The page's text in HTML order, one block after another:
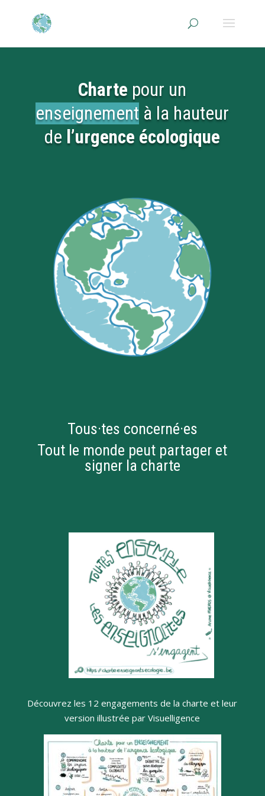
Charte pour un
enseignement à la hauteur
de l’urgence écologique
Tous·tes concerné·es
Tout le monde peut partager et
signer la charte
Découvrez les 12 engagements de la charte et leur
version illustrée par Visuelligence